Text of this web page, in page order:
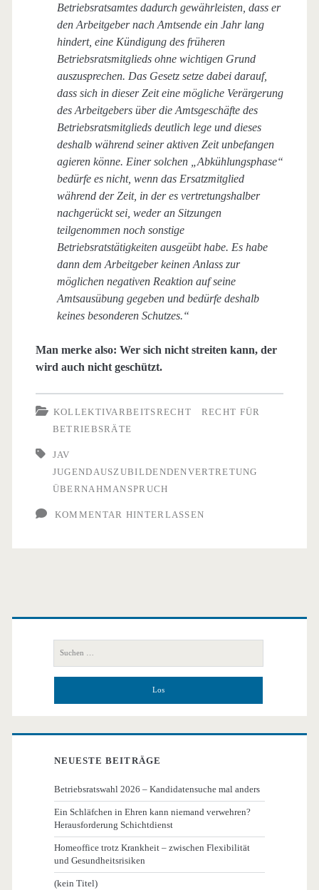
Betriebsratsamtes dadurch gewährleisten, dass er
den Arbeitgeber nach Amtsende ein Jahr lang
hindert, eine Kündigung des früheren
Betriebsratsmitglieds ohne wichtigen Grund
auszusprechen. Das Gesetz setze dabei darauf,
dass sich in dieser Zeit eine mögliche Verärgerung
des Arbeitgebers über die Amtsgeschäfte des
Betriebsratsmitglieds deutlich lege und dieses
deshalb während seiner aktiven Zeit unbefangen
agieren könne. Einer solchen „Abkühlungsphase“
bedürfe es nicht, wenn das Ersatzmitglied
während der Zeit, in der es vertretungshalber
nachgerückt sei, weder an Sitzungen
teilgenommen noch sonstige
Betriebsratstätigkeiten ausgeübt habe. Es habe
dann dem Arbeitgeber keinen Anlass zur
möglichen negativen Reaktion auf seine
Amtsausübung gegeben und bedürfe deshalb
keines besonderen Schutzes.“
Man merke also: Wer sich nicht streiten kann, der
wird auch nicht geschützt.
KOLLEKTIVARBEITSRECHT
RECHT FÜR
BETRIEBSRÄTE
JAV
JUGENDAUSZUBILDENDENVERTRETUNG
ÜBERNAHMANSPRUCH
KOMMENTAR HINTERLASSEN
Primäre
Seitenleiste
nach:
NEUESTE BEITRÄGE
Betriebsratswahl 2026 – Kandidatensuche mal anders
Ein Schläfchen in Ehren kann niemand verwehren?
Herausforderung Schichtdienst
Homeoffice trotz Krankheit – zwischen Flexibilität
und Gesundheitsrisiken
(kein Titel)